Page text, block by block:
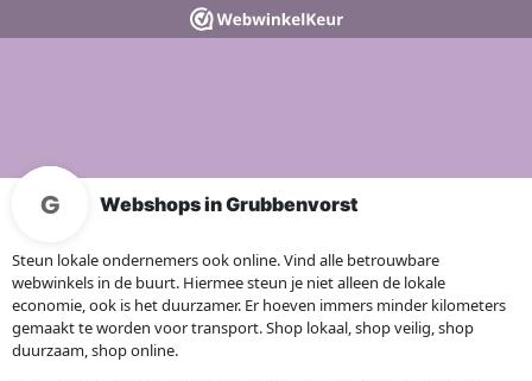
Webshops in Grubbenvorst
Steun lokale ondernemers ook online. Vind alle betrouwbare
webwinkels in de buurt. Hiermee steun je niet alleen de lokale
economie, ook is het duurzamer. Er hoeven immers minder kilometers
gemaakt te worden voor transport. Shop lokaal, shop veilig, shop
duurzaam, shop online.